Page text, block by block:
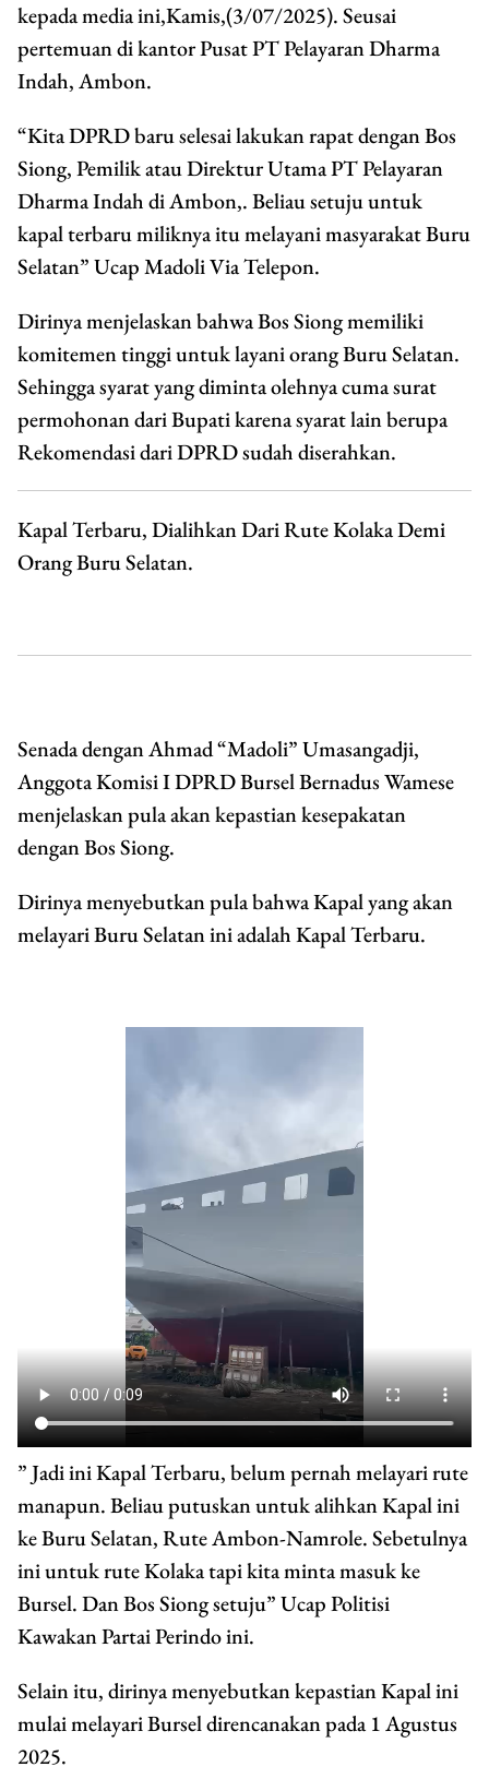
kepada media ini,Kamis,(3/07/2025). Seusai
pertemuan di kantor Pusat PT Pelayaran Dharma
Indah, Ambon.
“Kita DPRD baru selesai lakukan rapat dengan Bos
Siong, Pemilik atau Direktur Utama PT Pelayaran
Dharma Indah di Ambon,. Beliau setuju untuk
kapal terbaru miliknya itu melayani masyarakat Buru
Selatan” Ucap Madoli Via Telepon.
Dirinya menjelaskan bahwa Bos Siong memiliki
komitemen tinggi untuk layani orang Buru Selatan.
Sehingga syarat yang diminta olehnya cuma surat
permohonan dari Bupati karena syarat lain berupa
Rekomendasi dari DPRD sudah diserahkan.
Kapal Terbaru, Dialihkan Dari Rute Kolaka Demi
Orang Buru Selatan.
Senada dengan Ahmad “Madoli” Umasangadji,
Anggota Komisi I DPRD Bursel Bernadus Wamese
menjelaskan pula akan kepastian kesepakatan
dengan Bos Siong.
Dirinya menyebutkan pula bahwa Kapal yang akan
melayari Buru Selatan ini adalah Kapal Terbaru.
” Jadi ini Kapal Terbaru, belum pernah melayari rute
manapun. Beliau putuskan untuk alihkan Kapal ini
ke Buru Selatan, Rute Ambon-Namrole. Sebetulnya
ini untuk rute Kolaka tapi kita minta masuk ke
Bursel. Dan Bos Siong setuju” Ucap Politisi
Kawakan Partai Perindo ini.
Selain itu, dirinya menyebutkan kepastian Kapal ini
mulai melayari Bursel direncanakan pada 1 Agustus
2025.